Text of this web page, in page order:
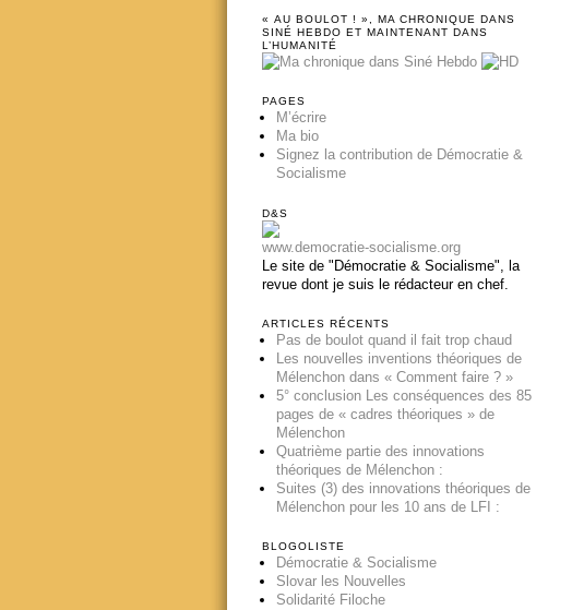
« AU BOULOT ! », MA CHRONIQUE DANS
SINÉ HEBDO ET MAINTENANT DANS
L’HUMANITÉ
PAGES
M’écrire
Ma bio
Signez la contribution de Démocratie &
Socialisme
D&S
www.democratie-socialisme.org
Le site de "Démocratie & Socialisme", la
revue dont je suis le rédacteur en chef.
ARTICLES RÉCENTS
Pas de boulot quand il fait trop chaud
Les nouvelles inventions théoriques de
Mélenchon dans « Comment faire ? »
5° conclusion Les conséquences des 85
pages de « cadres théoriques » de
Mélenchon
Quatrième partie des innovations
théoriques de Mélenchon :
Suites (3) des innovations théoriques de
Mélenchon pour les 10 ans de LFI :
BLOGOLISTE
Démocratie & Socialisme
Slovar les Nouvelles
Solidarité Filoche